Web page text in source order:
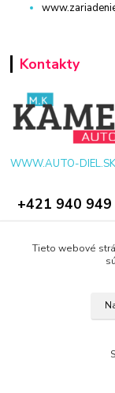
Kontakty
WWW.AUTO-DIEL.SK
+421 940
© 2024
Tieto webové